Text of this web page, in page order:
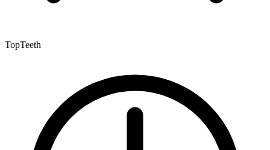
TopTeeth